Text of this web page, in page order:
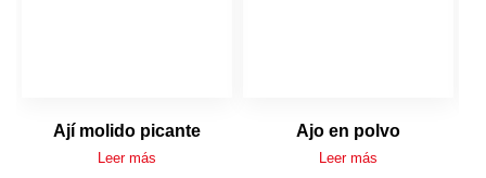
Ají molido picante
Leer más
Ajo en polvo
Leer más